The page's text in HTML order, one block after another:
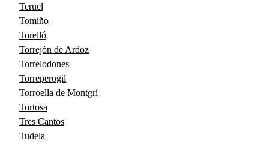
Teruel
Tomiño
Torelló
Torrejón de Ardoz
Torrelodones
Torreperogil
Torroella de Montgrí
Tortosa
Tres Cantos
Tudela